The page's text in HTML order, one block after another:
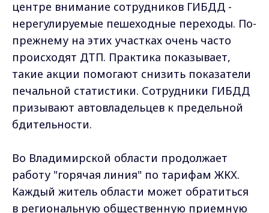
центре внимание сотрудников ГИБДД -
нерегулируемые пешеходные переходы. По-
прежнему на этих участках очень часто
происходят ДТП. Практика показывает,
такие акции помогают снизить показатели
печальной статистики. Сотрудники ГИБДД
призывают автовладельцев к предельной
бдительности.
Во Владимирской области продолжает
работу "горячая линия" по тарифам ЖКХ.
Каждый житель области может обратиться
в региональную общественную приемную